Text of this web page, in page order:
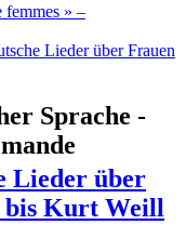
femmes » –
Lieder über Frauen
Lieder über
bis Kurt Weill